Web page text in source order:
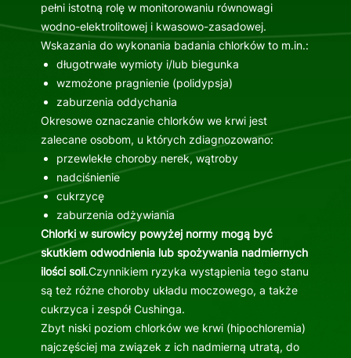
pełni istotną rolę w monitorowaniu równowagi
wodno-elektrolitowej i kwasowo-zasadowej.
Wskazania do wykonania badania chlorków to m.in.:
długotrwałe wymioty i/lub biegunka
wzmożone pragnienie (polidypsja)
zaburzenia oddychania
Okresowe oznaczanie chlorków we krwi jest
zalecane osobom, u których zdiagnozowano:
przewlekłe choroby nerek, wątroby
nadciśnienie
cukrzycę
zaburzenia odżywiania
Chlorki w surowicy powyżej normy mogą być
skutkiem odwodnienia lub spożywania nadmiernych
ilości soli.Czynnikiem ryzyka wystąpienia tego stanu
są też różne choroby układu moczowego, a także
cukrzyca i zespół Cushinga.
Zbyt niski poziom chlorków we krwi (hipochloremia)
najczęściej ma związek z ich nadmierną utratą, do